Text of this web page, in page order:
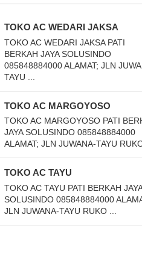
TOKO AC WEDARI JAKSA
TOKO AC WEDARI JAKSA PATI
BERKAH JAYA SOLUSINDO
085848884000 ALAMAT; JLN
TAYU ...
TOKO AC MARGOYOSO
TOKO AC MARGOYOSO PATI
JAYA SOLUSINDO 085848884000
ALAMAT; JLN JUWANA-TAYU RUKO
TOKO AC TAYU
TOKO AC TAYU PATI BERKAH
SOLUSINDO 085848884000
JLN JUWANA-TAYU RUKO ...